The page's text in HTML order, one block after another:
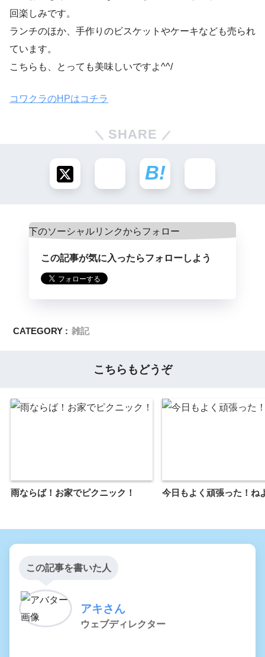
回楽しみです。
ランチのほか、手作りのビスケットやケーキなども売られ
ています。
こちらも、とっても美味しいですよ^^/
コワクラのHPはコチラ
SHARE
この記事が気に入ったらフォローしよう
CATEGORY : 雑記
こちらもどうぞ
雨ならば！お家でピクニック！ 今日もよく頑張った！ね
この記事を書いた人
アキさん
ウェブディレクター